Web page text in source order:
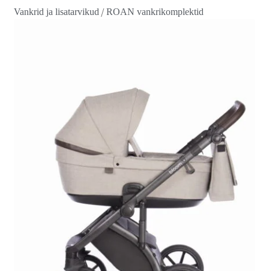
Vankrid ja lisatarvikud/ROAN vankrikomplektid